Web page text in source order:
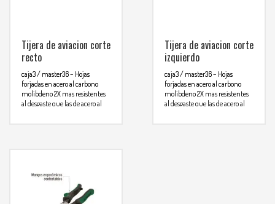
Tijera de aviacion corte
recto
caja3 / master36– Hojas
forjadas en acero al carbono
molibdeno 2X mas resistentes
al desgaste que las de acero al
Tijera de aviacion corte
izquierdo
caja3 / master36– Hojas
forjadas en acero al carbono
molibdeno 2X mas resistentes
al desgaste que las de acero al